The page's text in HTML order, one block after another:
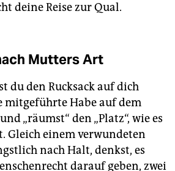
deine Reise zur Qual.
Mutters Art
du den Rucksack auf dich
mitgeführte Habe auf dem
„räumst“ den „Platz“, wie es
Gleich einem verwundeten
nach Halt, denkst, es
darauf geben, zwei